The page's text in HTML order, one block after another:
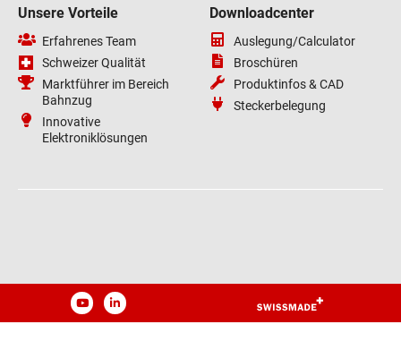
Unsere Vorteile
Erfahrenes Team
Schweizer Qualität
Marktführer im Bereich
Bahnzug
Innovative
Elektroniklösungen
Downloadcenter
Auslegung/Calculator
Broschüren
Produktinfos & CAD
Steckerbelegung
YouTubeLinkedIn